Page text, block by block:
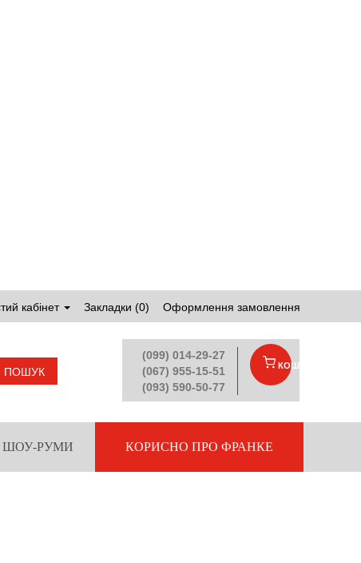
кабінет Закладки (0) Оформлення замовлення
ПОШУК
(099) 014-29-27
(067) 955-15-51
(093) 590-50-77
КОШИК
ШОУ-РУМИ КОРИСНО ПРО ФРАНКЕ